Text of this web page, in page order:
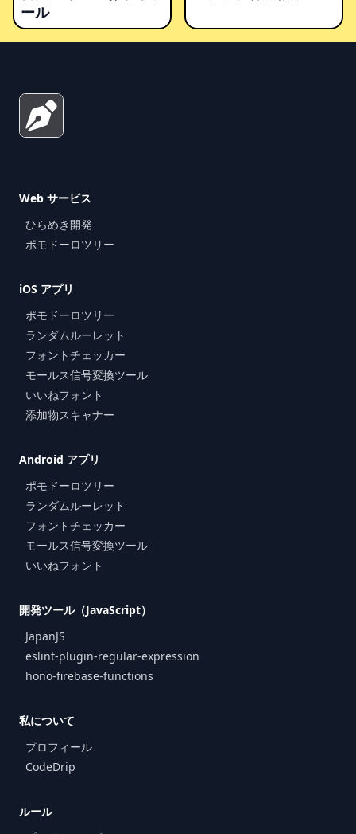
ール
Web サービス
ひらめき開発
ポモドーロツリー
iOS アプリ
ポモドーロツリー
ランダムルーレット
フォントチェッカー
モールス信号変換ツール
いいねフォント
添加物スキャナー
Android アプリ
ポモドーロツリー
ランダムルーレット
フォントチェッカー
モールス信号変換ツール
いいねフォント
開発ツール（JavaScript）
JapanJS
eslint-plugin-regular-expression
hono-firebase-functions
私について
プロフィール
CodeDrip
ルール